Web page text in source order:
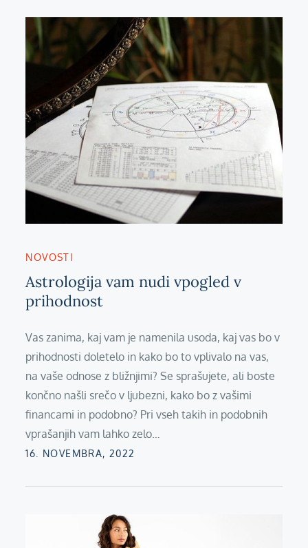
NOVOSTI
Astrologija vam nudi vpogled v
prihodnost
Vas zanima, kaj vam je namenila usoda, kaj vas bo v
prihodnosti doletelo in kako bo to vplivalo na vas,
na vaše odnose z bližnjimi? Se sprašujete, ali boste
končno našli srečo v ljubezni, kako bo z vašimi
financami in podobno? Pri vseh takih in podobnih
vprašanjih vam lahko zelo…
Posted
16. NOVEMBRA, 2022